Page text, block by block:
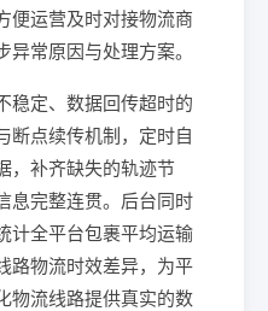
便运营及时对接物流商
常原因与处理方案。
稳定、数据回传超时的
断点续传机制，定时自
，补齐缺失的轨迹节
息完整连贯。后台同时
计全平台包裹平均运输
路物流时效差异，为平
物流线路提供真实的数